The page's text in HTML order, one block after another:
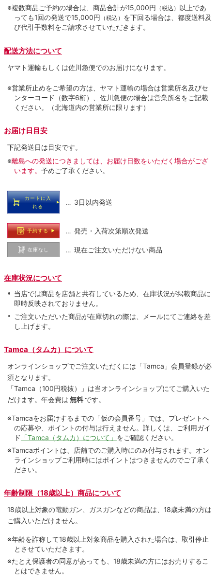
※複数商品ご予約の場合は、商品合計が15,000円
（税込）
以上であ
っても1回の発送で15,000円
（税込） を下回る場合は、都度送料及
び代引手数料をご請求させていただきます。
配送方法について
ヤマト運輸もしくは佐川急便でのお届けになります。
※営業所止めをご希望の方は、ヤマト運輸の場合は営業所名及びセ
ンターコード（数字6桁）、佐川急便の場合は営業所名をご記載
ください。（北海道内の営業所に限ります）
お届け日目安
下記発送日は目安です。
※離島への発送につきましては、お届け日数をいただく場合がござ
います。 予めご了承ください。
カートに入
れる
… 3日以内発送
予約する … 発売・入荷次第順次発送
在庫なし … 現在ご注文いただけない商品
在庫状況について
当店では商品を店舗と共有しているため、在庫状況が掲載商品に
即時反映されておりません。
ご注文いただいた商品が在庫切れの際は、メールにてご連絡を差
し上げます。
Tamca（タムカ）について
オンラインショップでご注⽂いただくには「Tamca」会員登録が必
須となります。
「Tamca （100円税抜）
」は当オンラインショップにてご購⼊いた
だけます。 年会費は 無料 です。
※Tamcaをお届けするまでの「仮の会員番号」では、プレゼントへ
の応募や、ポイントの付与は⾏えません。詳しくは、ご利⽤ガイ
ド 「Tamca（タムカ）について」 をご確認ください。
※Tamcaポイントは、店舗でのご購⼊時にのみ付与されます。オン
ラインショップご利用時にはポイントはつきませんのでご了承く
ださい。
年齢制限（18歳以上）商品について
18歳以上対象の電動ガン、ガスガンなどの商品は、18歳未満の方は
ご購入いただけません。
※年齢を詐称して18歳以上対象商品を購入された場合は、取引停止
とさせていただきます。
※たとえ保護者の同意があっても、18歳未満の方にはお売りするこ
とはできません。